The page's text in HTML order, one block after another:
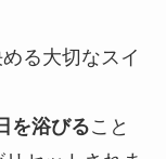
る大切なスイ
を浴びること